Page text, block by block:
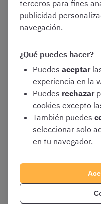
siglo, la página es
funciona con fluidez
En definitiva, se trata de
además, no hay
este nivel de
2. Foro de
BuscaOposiciones
se caracteriza
de actividad, con
enorme número de
terceros para fines
publicidad
navegación.
¿Qué puedes hacer?
Puedes aceptar
experiencia en la
Puedes rechazar
cookies excepto
También puedes
seleccionar solo
en tu navegador.